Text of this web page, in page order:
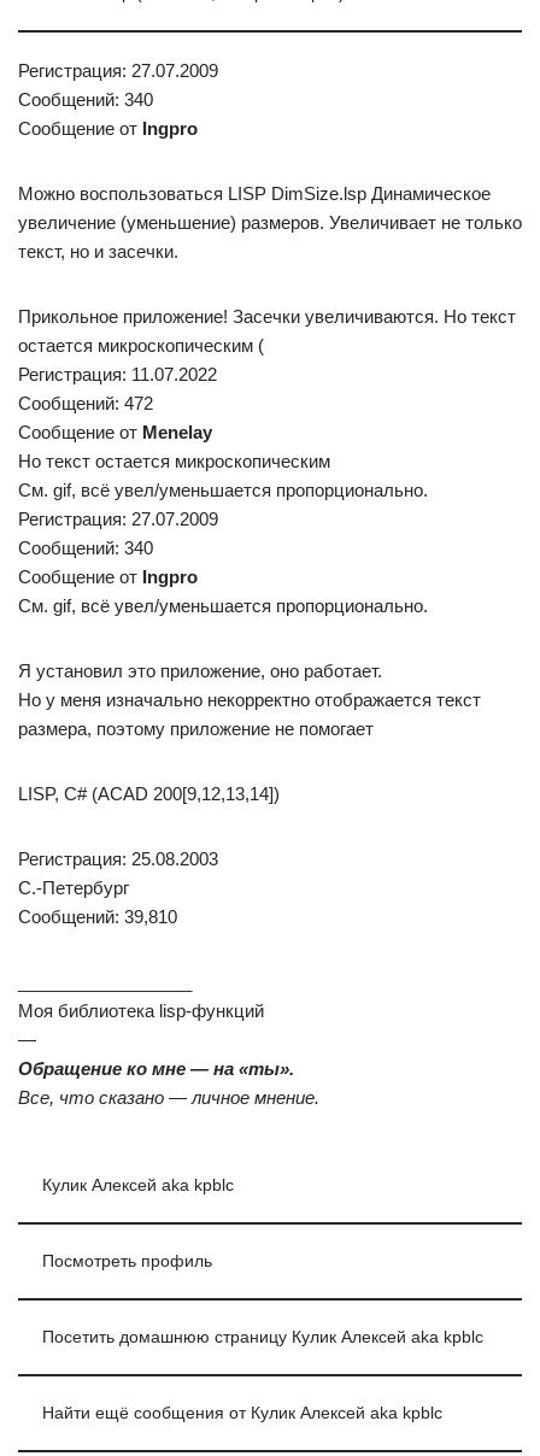
Регистрация: 27.07.2009
Сообщений: 340
Сообщение от Ingpro
Можно воспользоваться LISP DimSize.lsp Динамическое
увеличение (уменьшение) размеров. Увеличивает не только
текст, но и засечки.
Прикольное приложение! Засечки увеличиваются. Но текст
остается микроскопическим (
Регистрация: 11.07.2022
Сообщений: 472
Сообщение от Menelay
Но текст остается микроскопическим
См. gif, всё увел/уменьшается пропорционально.
Регистрация: 27.07.2009
Сообщений: 340
Сообщение от Ingpro
См. gif, всё увел/уменьшается пропорционально.
Я установил это приложение, оно работает.
Но у меня изначально некорректно отображается текст
размера, поэтому приложение не помогает
LISP, C# (ACAD 200[9,12,13,14])
Регистрация: 25.08.2003
С.-Петербург
Сообщений: 39,810
Моя библиотека lisp-функций
—
Обращение ко мне — на «ты».
Все, что сказано — личное мнение.
Кулик Алексей aka kpblc
Посмотреть профиль
Посетить домашнюю страницу Кулик Алексей aka kpblc
Найти ещё сообщения от Кулик Алексей aka kpblc